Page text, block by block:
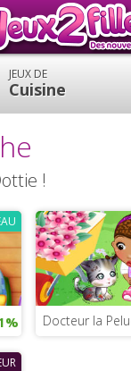
JEUX DE
Cuisine
!
amis Docteur la